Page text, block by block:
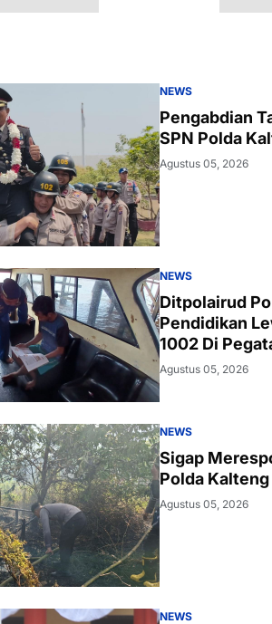
NEWS
Pengabdian
SPN Polda
Agustus 05, 2026
NEWS
Ditpolairud
Pendidikan
1002 Di
Agustus 05, 2026
NEWS
Sigap
Polda Kalteng
Agustus 05, 2026
NEWS